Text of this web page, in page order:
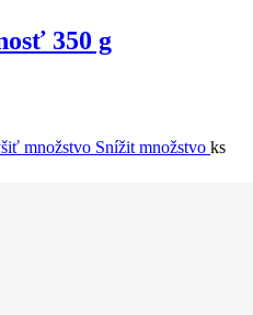
350 g
množstvo Snížit množstvo ks